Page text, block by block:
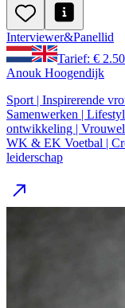
Interviewer&Panellid
Tarief: €
Anouk Hoogendijk
Sport | Inspirerende
Samenwerken |
ontwikkeling |
WK & EK Voetbal |
leiderschap